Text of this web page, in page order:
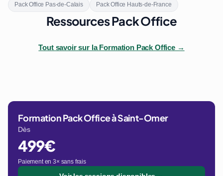
Pack Office Pas-de-Calais Pack Office Hauts-de-France
Ressources Pack Office
Tout savoir sur la Formation Pack Office →
Formation Pack Office à Saint-Omer
Dès
499€
Paiement en 3× sans frais